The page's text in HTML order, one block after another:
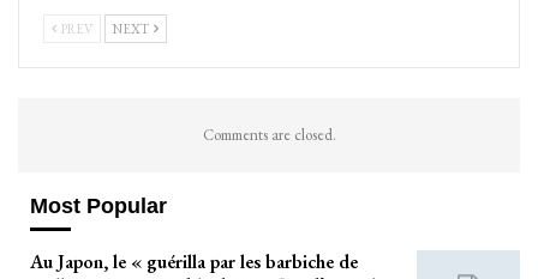
PREV NEXT
Comments are closed.
Most Popular
Au Japon, le « guérilla par les barbiche de